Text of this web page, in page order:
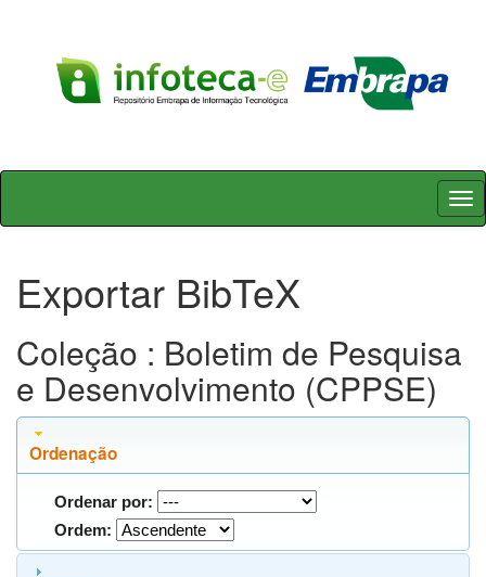
Skip
Exportar BibTeX
Coleção : Boletim de Pesquisa
e Desenvolvimento (CPPSE)
Ordenação
Ordenar por:
Ordem: